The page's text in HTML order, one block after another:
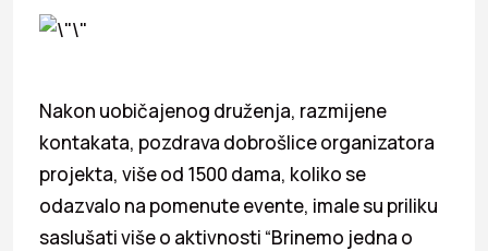
Nakon uobičajenog druženja, razmijene
kontakata, pozdrava dobrošlice organizatora
projekta, više od 1500 dama, koliko se
odazvalo na pomenute evente, imale su priliku
saslušati više o aktivnosti “Brinemo jedna o